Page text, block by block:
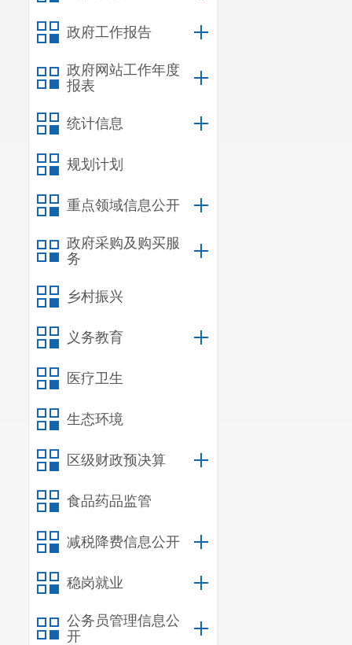
政府工作报告
政府网站工作年度
报表
统计信息
规划计划
重点领域信息公开
政府采购及购买服
务
乡村振兴
义务教育
医疗卫生
生态环境
区级财政预决算
食品药品监管
减税降费信息公开
稳岗就业
公务员管理信息公
开